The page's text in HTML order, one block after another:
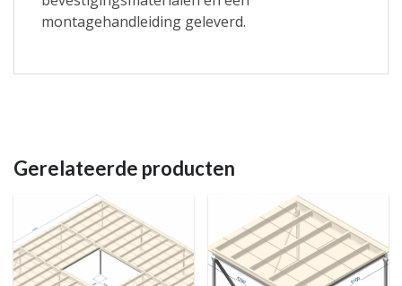
montagehandleiding geleverd.
Gerelateerde producten